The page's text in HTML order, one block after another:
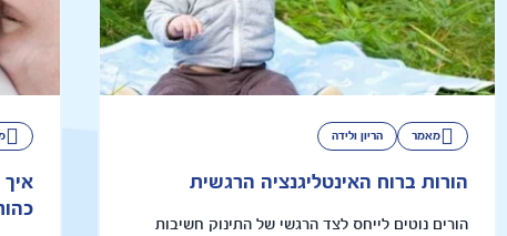
מאמר הריון ולידה
הורות ברוח האינטליגנציה הרגשית
הורים נוטים לייחס לצד הרגשי של התינוק חשיבות